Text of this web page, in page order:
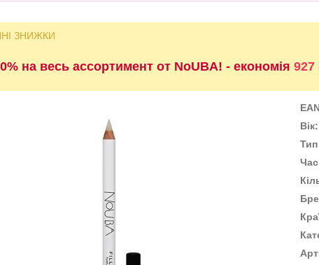
ЗНИЖКИ
на весь ассортимент от NoUBA! - економія 927
Вік: